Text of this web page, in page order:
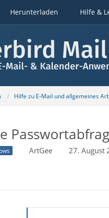
Herunterladen Hilfe &
Hilfe zu E-Mail und allgemeines
ArtGee 27. August